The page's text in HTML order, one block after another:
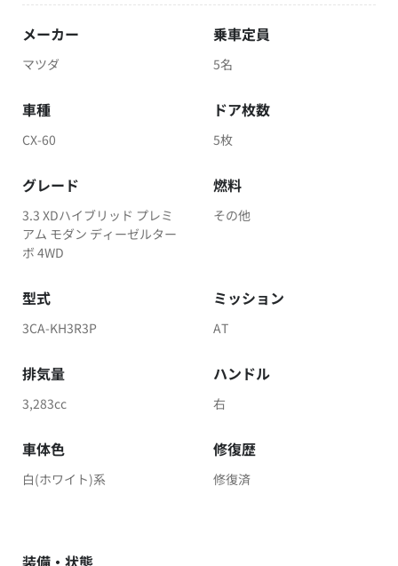
メーカー
マツダ
乗車定員
5名
車種
CX-60
ドア枚数
5枚
グレード
3.3 XDハイブリッド プレミ
アム モダン ディーゼルター
ボ 4WD
燃料
その他
型式
3CA-KH3R3P
ミッション
AT
排気量
3,283cc
ハンドル
右
車体色
白(ホワイト)系
修復歴
修復済